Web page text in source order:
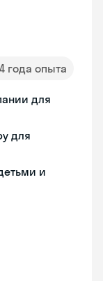
4 года опыта
для
для
и